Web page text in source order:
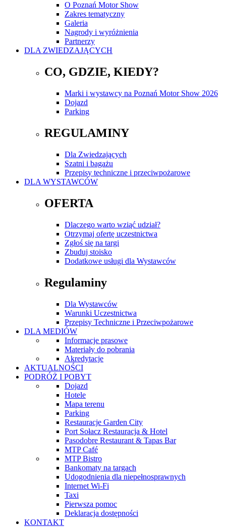
O Poznań Motor Show
Zakres tematyczny
Galeria
Nagrody i wyróżnienia
Partnerzy
DLA ZWIEDZAJĄCYCH
CO, GDZIE, KIEDY?
Marki i wystawcy na Poznań Motor Show 2026
Dojazd
Parking
REGULAMINY
Dla Zwiedzających
Szatni i bagażu
Przepisy techniczne i przeciwpożarowe
DLA WYSTAWCÓW
OFERTA
Dlaczego warto wziąć udział?
Otrzymaj ofertę uczestnictwa
Zgłoś się na targi
Zbuduj stoisko
Dodatkowe usługi dla Wystawców
Regulaminy
Dla Wystawców
Warunki Uczestnictwa
Przepisy Techniczne i Przeciwpożarowe
DLA MEDIÓW
Informacje prasowe
Materiały do pobrania
Akredytacje
AKTUALNOŚCI
PODRÓŻ I POBYT
Dojazd
Hotele
Mapa terenu
Parking
Restauracje Garden City
Port Sołacz Restauracja & Hotel
Pasodobre Restaurant & Tapas Bar
MTP Café
MTP Bistro
Bankomaty na targach
Udogodnienia dla niepełnosprawnych
Internet Wi-Fi
Taxi
Pierwsza pomoc
Deklaracja dostępności
KONTAKT